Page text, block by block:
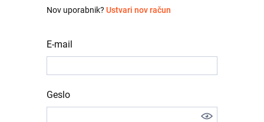
Nov uporabnik? Ustvari nov račun
E-mail
Geslo